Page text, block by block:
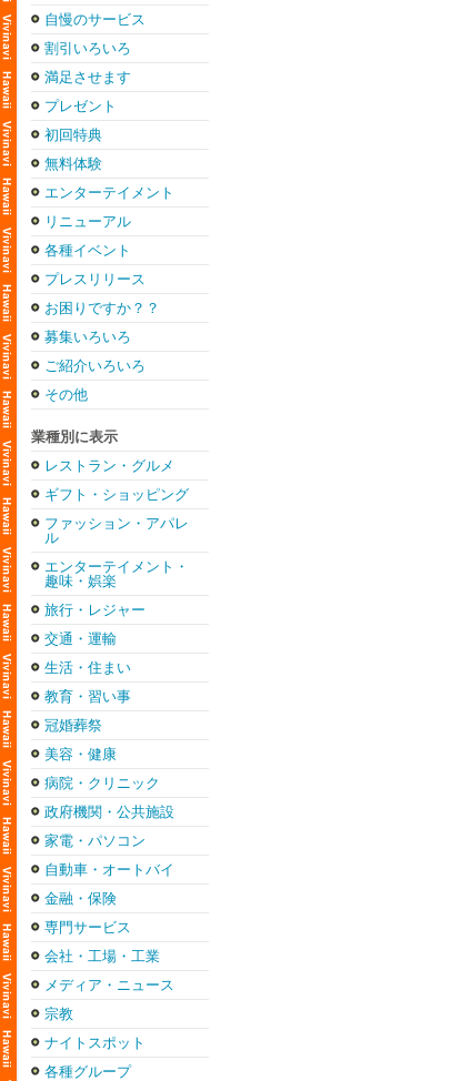
自慢のサービス
割引いろいろ
満足させます
プレゼント
初回特典
無料体験
エンターテイメント
リニューアル
各種イベント
プレスリリース
お困りですか？？
募集いろいろ
ご紹介いろいろ
その他
業種別に表示
レストラン・グルメ
ギフト・ショッピング
ファッション・アパレ
ル
エンターテイメント・
趣味・娯楽
旅行・レジャー
交通・運輸
生活・住まい
教育・習い事
冠婚葬祭
美容・健康
病院・クリニック
政府機関・公共施設
家電・パソコン
自動車・オートバイ
金融・保険
専門サービス
会社・工場・工業
メディア・ニュース
宗教
ナイトスポット
各種グループ